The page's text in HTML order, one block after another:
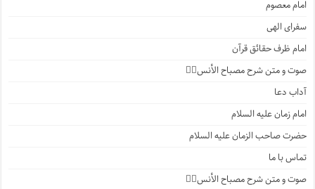
امام معصوم
سفرای الهی
امام ظرف حقائق قرآن
صوت و متن شرح مصباح الأنس۲️⃣
آداب دعا
امام زمان علیه السلام
حضرت صاحب الزمان علیه السلام
تماس با ما
صوت و متن شرح مصباح الأنس۱️⃣